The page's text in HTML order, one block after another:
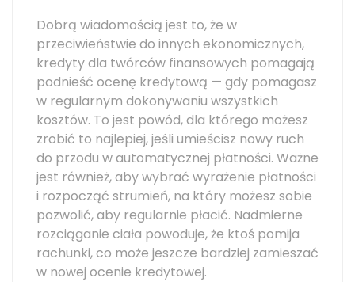
Dobrą wiadomością jest to, że w
przeciwieństwie do innych ekonomicznych,
kredyty dla twórców finansowych pomagają
podnieść ocenę kredytową — gdy pomagasz
w regularnym dokonywaniu wszystkich
kosztów. To jest powód, dla którego możesz
zrobić to najlepiej, jeśli umieścisz nowy ruch
do przodu w automatycznej płatności. Ważne
jest również, aby wybrać wyrażenie płatności
i rozpocząć strumień, na który możesz sobie
pozwolić, aby regularnie płacić. Nadmierne
rozciąganie ciała powoduje, że ktoś pomija
rachunki, co może jeszcze bardziej zamieszać
w nowej ocenie kredytowej.